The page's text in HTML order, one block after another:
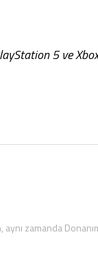
5 ve
zamanda